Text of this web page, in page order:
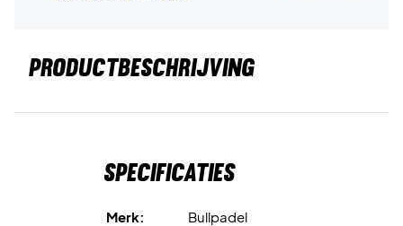
PRODUCTBESCHRIJVING
Specificaties
Merk:
Bullpadel